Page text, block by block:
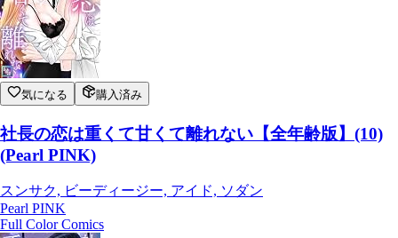
気になる 購入済み
社長の恋は重くて甘くて離れない【全年齢版】(10)
(Pearl PINK)
スンサク, ビーディージー, アイド, ソダン
Pearl PINK
Full Color Comics